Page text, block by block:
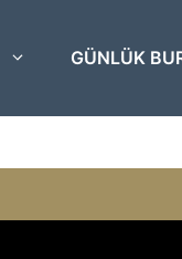
GÜNLÜK